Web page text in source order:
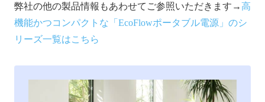
弊社の他の製品情報もあわせてご参照いただきます→高
機能かつコンパクトな「EcoFlowポータブル電源」のシ
リーズ一覧はこちら